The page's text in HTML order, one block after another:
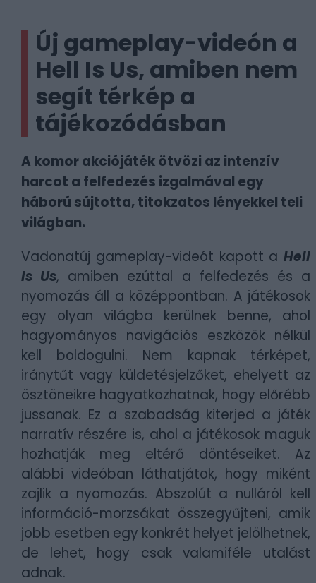
Új gameplay-videón a
Hell Is Us, amiben nem
segít térkép a
tájékozódásban
A komor akciójáték ötvözi az intenzív
harcot a felfedezés izgalmával egy
háború sújtotta, titokzatos lényekkel teli
világban.
Vadonatúj gameplay-videót kapott a Hell
Is Us, amiben ezúttal a felfedezés és a
nyomozás áll a középpontban. A játékosok
egy olyan világba kerülnek benne, ahol
hagyományos navigációs eszközök nélkül
kell boldogulni. Nem kapnak térképet,
iránytűt vagy küldetésjelzőket, ehelyett az
ösztöneikre hagyatkozhatnak, hogy előrébb
jussanak. Ez a szabadság kiterjed a játék
narratív részére is, ahol a játékosok maguk
hozhatják meg eltérő döntéseiket. Az
alábbi videóban láthatjátok, hogy miként
zajlik a nyomozás. Abszolút a nulláról kell
információ-morzsákat összegyűjteni, amik
jobb esetben egy konkrét helyet jelölhetnek,
de lehet, hogy csak valamiféle utalást
adnak.